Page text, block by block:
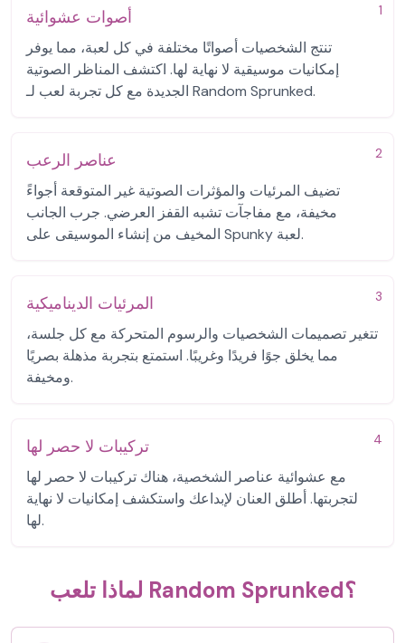
1 أصوات عشوائية
تنتج الشخصيات أصواتًا مختلفة في كل لعبة، مما يوفر
إمكانيات موسيقية لا نهاية لها. اكتشف المناظر الصوتية
الجديدة مع كل تجربة لعب لـ Random Sprunked.
2 عناصر الرعب
تضيف المرئيات والمؤثرات الصوتية غير المتوقعة أجواءً
مخيفة، مع مفاجآت تشبه القفز العرضي. جرب الجانب
المخيف من إنشاء الموسيقى على Spunky لعبة.
3 المرئيات الديناميكية
تتغير تصميمات الشخصيات والرسوم المتحركة مع كل جلسة،
مما يخلق جوًا فريدًا وغريبًا. استمتع بتجربة مذهلة بصريًا
ومخيفة.
4 تركيبات لا حصر لها
مع عشوائية عناصر الشخصية، هناك تركيبات لا حصر لها
لتجربتها. أطلق العنان لإبداعك واستكشف إمكانيات لا نهاية
لها.
لماذا تلعب Random Sprunked؟